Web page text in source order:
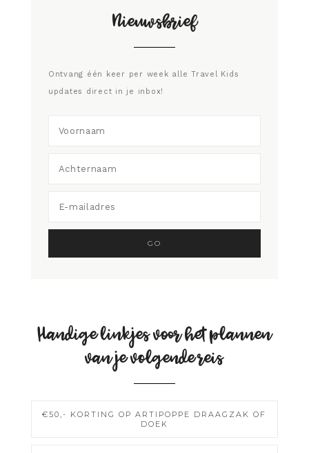
Nieuwsbrief
Ontvang één keer per week alle Travel Kids
updates direct in je inbox!
Handige linkjes voor het plannen
van je volgende reis
€50,- KORTING OP ARTIPOPPE DRAAGZAK OF
DOEK